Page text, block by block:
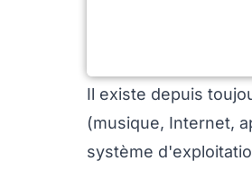
Il existe depuis
(musique, Internet,
système